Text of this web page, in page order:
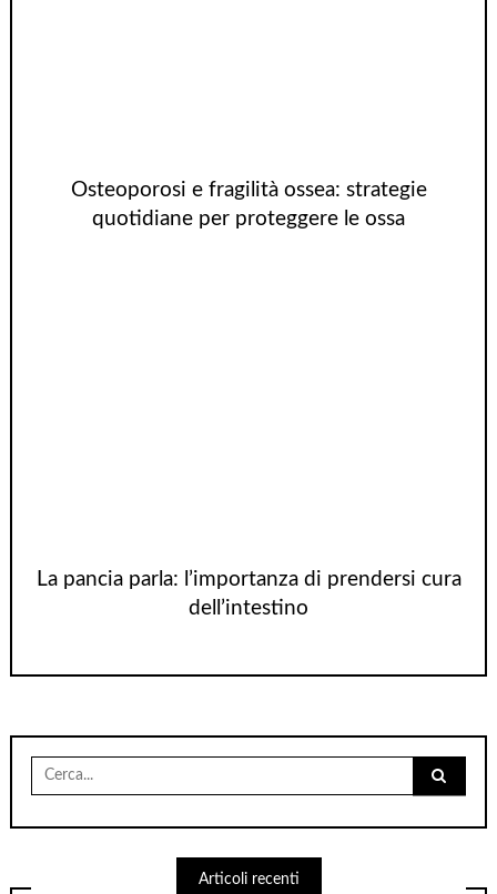
Osteoporosi e fragilità ossea: strategie
quotidiane per proteggere le ossa
La pancia parla: l’importanza di prendersi cura
dell’intestino
Cerca
per:
Articoli recenti